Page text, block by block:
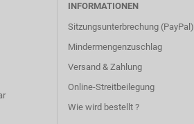
INFORMATIONEN
Sitzungsunterbrechung (PayPal)
Mindermengenzuschlag
Versand & Zahlung
Online-Streitbeilegung
Wie wird bestellt ?